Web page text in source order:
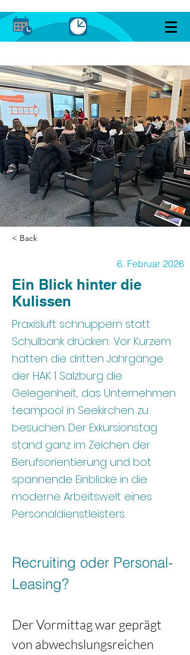
< Back
6. Februar 2026
Ein Blick hinter die
Kulissen
Praxisluft schnuppern statt
Schulbank drücken: Vor Kurzem
hatten die dritten Jahrgänge
der HAK 1 Salzburg die
Gelegenheit, das Unternehmen
teampool in Seekirchen zu
besuchen. Der Exkursionstag
stand ganz im Zeichen der
Berufsorientierung und bot
spannende Einblicke in die
moderne Arbeitswelt eines
Personaldienstleisters.
Recruiting oder Personal-
Leasing?
Der Vormittag war geprägt
von abwechslungsreichen